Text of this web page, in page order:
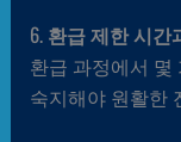
6. 환급 제한 시간
환급 과정에서
숙지해야 원활한